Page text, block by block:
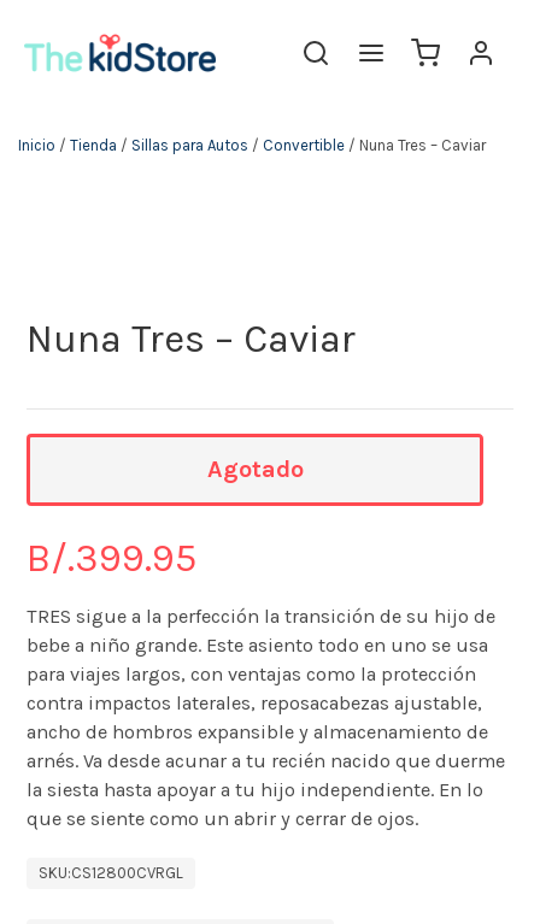
Inicio / Tienda / Sillas para Autos / Convertible / Nuna Tres – Caviar
Nuna Tres – Caviar
B/.399.95
TRES sigue a la perfección la transición de su hijo de
bebe a niño grande. Este asiento todo en uno se usa
para viajes largos, con ventajas como la protección
contra impactos laterales, reposacabezas ajustable,
ancho de hombros expansible y almacenamiento de
arnés. Va desde acunar a tu recién nacido que duerme
la siesta hasta apoyar a tu hijo independiente. En lo
que se siente como un abrir y cerrar de ojos.
Agotado
SKU:CS12800CVRGL